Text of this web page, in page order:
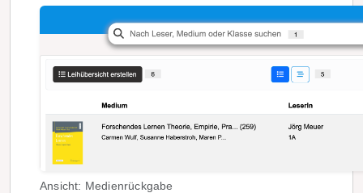
Ansicht: Medienrückgabe